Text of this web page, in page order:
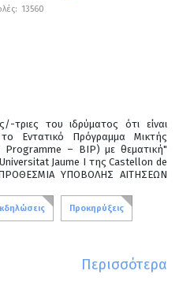
13560
τριες του ιδρύματος ότι είναι
Εντατικό Πρόγραμμα Μικτής
Programme – BIP) με θεματική"
Jaume I της Castellon de
ΥΠΟΒΟΛΗΣ ΑΙΤΗΣΕΩΝ
Προκηρύξεις
Περισσότερα